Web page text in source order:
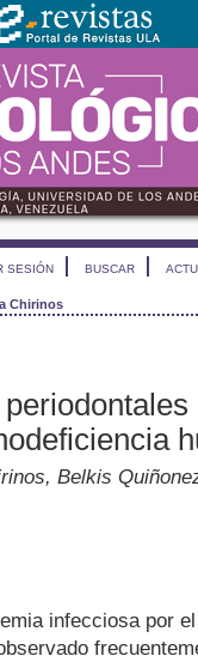
SESIÓN BUSCAR
Chirinos
Belkis
infecciosa por